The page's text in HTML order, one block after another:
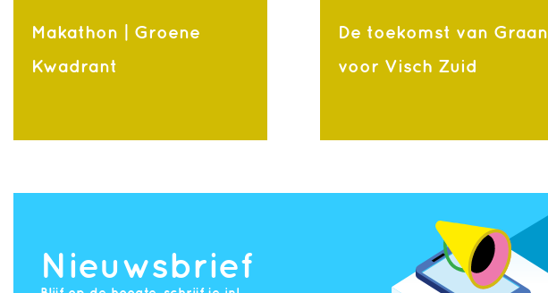
Makathon | Groene
Kwadrant
De toekomst van Graan
voor Visch Zuid
Nieuwsbrief